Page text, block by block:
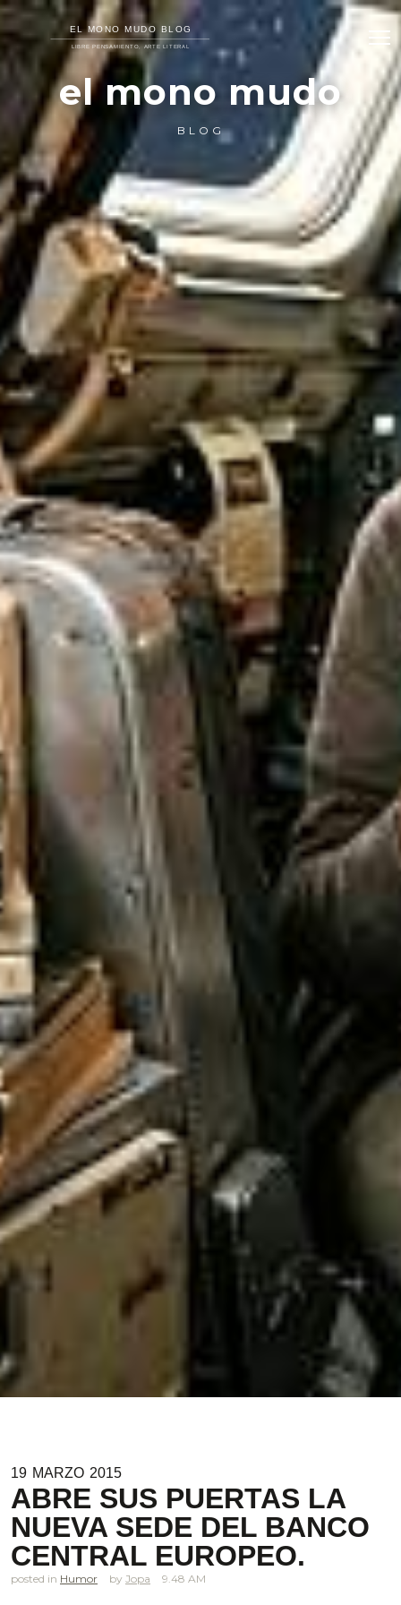
el mono mudo
BLOG
19 MARZO 2015
ABRE SUS PUERTAS LA
NUEVA SEDE DEL BANCO
CENTRAL EUROPEO.
posted in Humor Jopa 9.48 AM